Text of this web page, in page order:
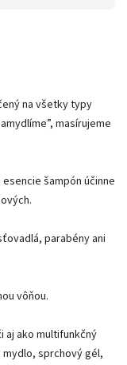
na všetky typy
masírujeme
šampón účinne
parabény ani
vôňou.
aj ako multifunkčný
sprchový gél,